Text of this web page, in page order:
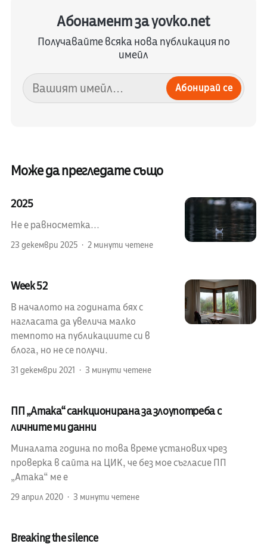
Абонамент за yovko.net
Получавайте всяка нова публикация по
имейл
Абонирай се
Може да прегледате също
2025
Не е равносметка...
23 декември 2025 2 минути четене
Week 52
В началото на годината бях с
нагласата да увелича малко
темпото на публикациите си в
блога, но не се получи.
31 декември 2021 3 минути четене
ПП „Атака“ санкционирана за злоупотреба с
личните ми данни
Миналата година по това време установих чрез
проверка в сайта на ЦИК, че без мое съгласие ПП
„Атака“ ме е
29 април 2020 3 минути четене
Breaking the silence